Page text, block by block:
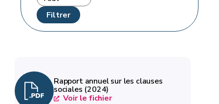
Rapport annuel sur les clauses
sociales (2024)
Voir le fichier